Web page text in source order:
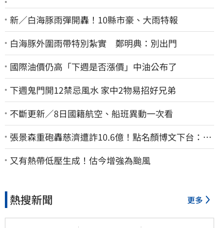
新／白海豚雨彈開轟！10縣市豪、大雨特報
白海豚外圍雨帶特別紮實 鄭明典：別出門
國際油價仍高「下週是否漲價」中油公布了
下週鬼門開12禁忌風水 家中2物易招好兄弟
不斷更新／8日國籍航空、船班異動一次看
張景森重砲轟慈濟遭詐10.6億！點名顏博文下台：為
什麼這麼好騙？
又有熱帶低壓生成！估今增強為颱風
熱搜新聞 更多